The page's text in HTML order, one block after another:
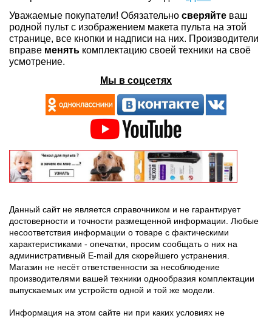
Уважаемые покупатели! Обязательно сверяйте ваш
родной пульт с изображением макета пульта на этой
странице, все кнопки и надписи на них. Производители
вправе менять комплектацию своей техники на своё
усмотрение.
Мы в соцсетях
Данный сайт не является справочником и не гарантирует
достоверности и точности размещенной информации. Любые
несоответствия информации о товаре с фактическими
характеристиками - опечатки, просим сообщать о них на
административный E-mail для скорейшего устранения.
Магазин не несёт ответственности за несоблюдение
производителями вашей техники однообразия комплектации
выпускаемых им устройств одной и той же модели.
Информация на этом сайте ни при каких условиях не